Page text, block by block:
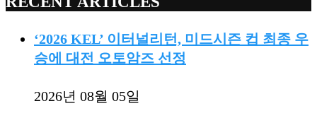
‘2026 KEL’ 이터널리턴, 미드시즌 컵 최종 우
승에 대전 오토암즈 선정
2026년 08월 05일